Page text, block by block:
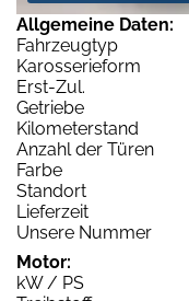
Allgemeine Daten:
Fahrzeugtyp
Karosserieform
Erst-Zul.
Getriebe
Kilometerstand
Anzahl der Türen
Farbe
Standort
Lieferzeit
Unsere Nummer
Motor:
kW / PS